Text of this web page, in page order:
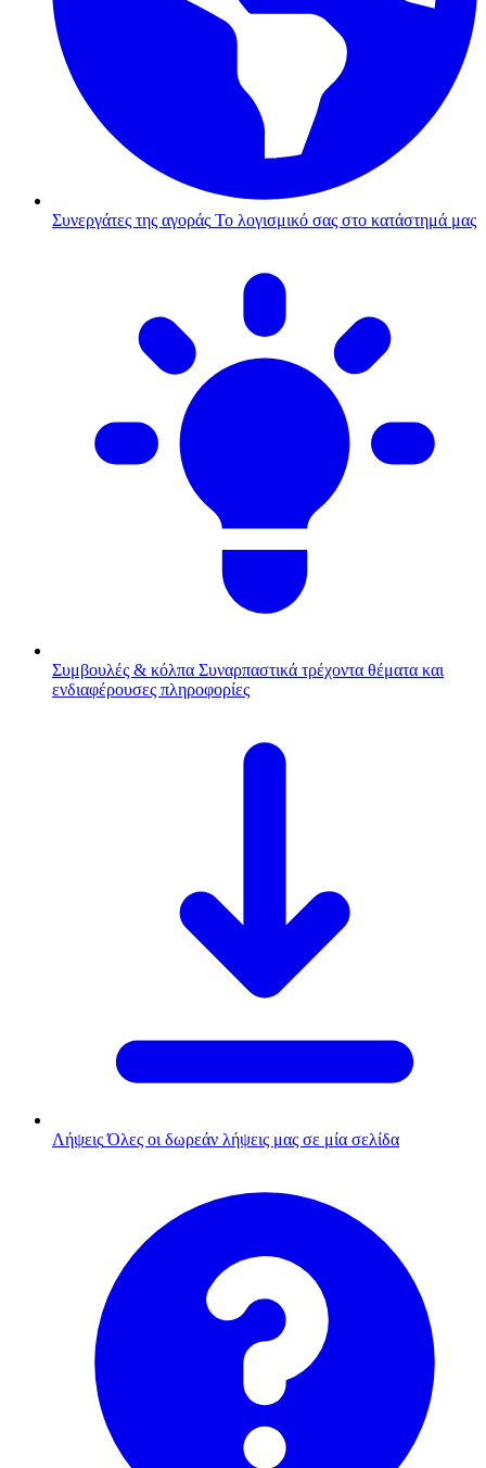
Συνεργάτες της αγοράς Το λογισμικό σας στο κατάστημά μας
Συμβουλές & κόλπα Συναρπαστικά τρέχοντα θέματα και
ενδιαφέρουσες πληροφορίες
Λήψεις Όλες οι δωρεάν λήψεις μας σε μία σελίδα